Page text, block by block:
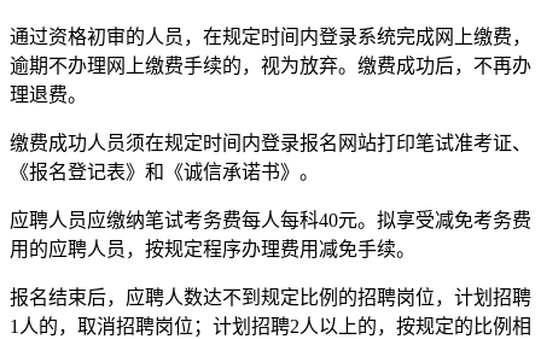
通过资格初审的人员，在规定时间内登录系统完成网上缴费，
逾期不办理网上缴费手续的，视为放弃。缴费成功后，不再办
理退费。
缴费成功人员须在规定时间内登录报名网站打印笔试准考证、
《报名登记表》和《诚信承诺书》。
应聘人员应缴纳笔试考务费每人每科40元。拟享受减免考务费
用的应聘人员，按规定程序办理费用减免手续。
报名结束后，应聘人数达不到规定比例的招聘岗位，计划招聘
1人的，取消招聘岗位；计划招聘2人以上的，按规定的比例相